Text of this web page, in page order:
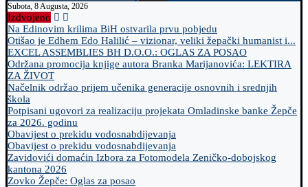
Subota, 8 Augusta, 2026
Izdvojeno
Na Edinovim krilima BiH ostvarila prvu pobjedu
Otišao je Edhem Edo Halilić – vizionar, veliki žepački humanist i...
EXCEL ASSEMBLIES BH D.O.O.: OGLAS ZA POSAO
Održana promocija knjige autora Branka Marijanovića: LEKTIRA
ZA ŽIVOT
Načelnik održao prijem učenika generacije osnovnih i srednjih
škola
Potpisani ugovori za realizaciju projekata Omladinske banke Žepče
za 2026. godinu
Obavijest o prekidu vodosnabdijevanja
Obavijest o prekidu vodosnabdijevanja
Zavidovići domaćin Izbora za Fotomodela Zeničko-dobojskog
kantona 2026
Zovko Žepče: Oglas za posao